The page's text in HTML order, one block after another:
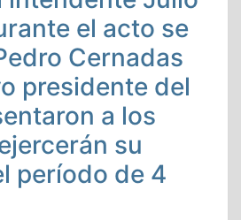
el acto se
Cernadas
presidente del
a los
su
período de 4